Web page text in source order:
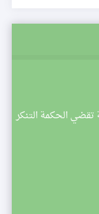
تقضي الحكمة التنكر